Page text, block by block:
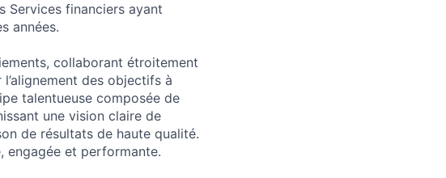
Services financiers ayant
années.
collaborant étroitement
des objectifs à
talentueuse composée de
une vision claire de
de résultats de haute qualité.
engagée et performante.